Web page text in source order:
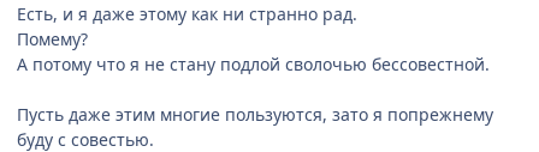
Есть, и я даже этому как ни странно рад.
Помему?
А потому что я не стану подлой сволочью бессовестной.
Пусть даже этим многие пользуются, зато я попрежнему
буду с совестью.